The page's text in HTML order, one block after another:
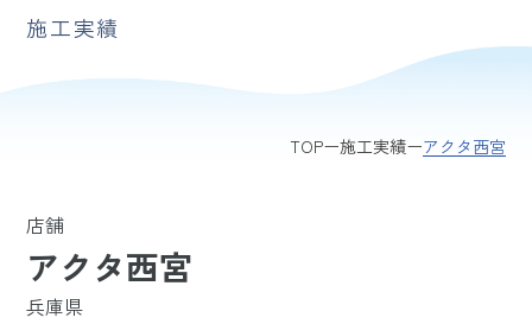
施工実績
TOP 施工実績 アクタ西宮
店舗
アクタ西宮
兵庫県